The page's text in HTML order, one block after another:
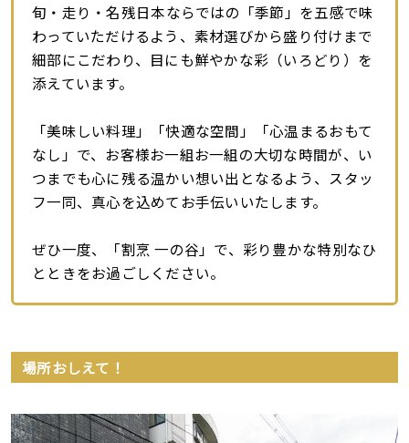
旬・走り・名残――日本ならではの「季節」を五感で味
わっていただけるよう、素材選びから盛り付けまで
細部にこだわり、目にも鮮やかな彩（いろどり）を
添えています。
「美味しい料理」「快適な空間」「心温まるおもて
なし」で、お客様お一組お一組の大切な時間が、い
つまでも心に残る温かい想い出となるよう、スタッ
フ一同、真心を込めてお手伝いいたします。
ぜひ一度、「割烹 一の谷」で、彩り豊かな特別なひ
とときをお過ごしください。
場所おしえて！